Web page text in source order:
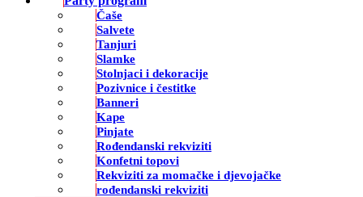
Čaše
Salvete
Tanjuri
Slamke
Stolnjaci i dekoracije
Pozivnice i čestitke
Banneri
Kape
Pinjate
Rođendanski rekviziti
Konfetni topovi
Rekviziti za momačke i djevojačke
rođendanski rekviziti